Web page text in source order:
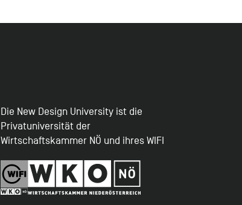
Die New Design University ist die
Privatuniversität der
Wirtschaftskammer NÖ und ihres WIFI